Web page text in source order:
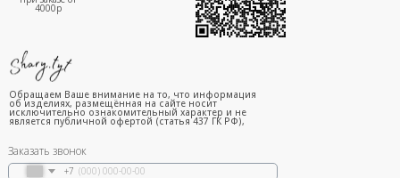
4000р
Заказать звонок
+7
Обращаем Ваше внимание на то, что информация
об изделиях, размещённая на сайте носит
исключительно ознакомительный характер и не
является публичной офертой (статья 437 ГК РФ),